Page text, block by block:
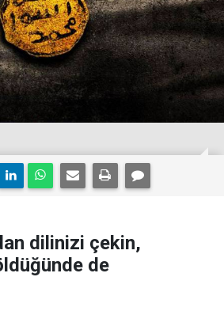
dilinizi çekin,
de